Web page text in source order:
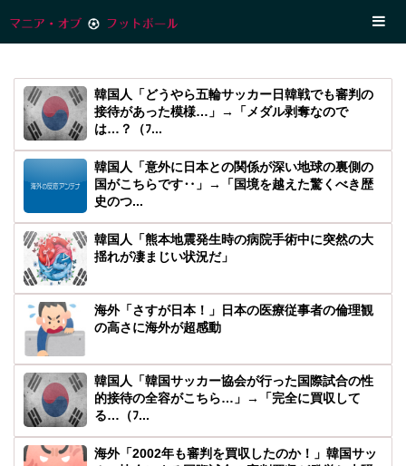
韓国人「どうやら五輪サッカー日韓戦でも審判の
接待があった模様…」→「メダル剥奪なので
は…？（ﾌ...
韓国人「意外に日本との関係が深い地球の裏側の
国がこちらです‥」→「国境を越えた驚くべき歴
史のつ...
韓国人「熊本地震発生時の病院手術中に突然の大
揺れが凄まじい状況だ」
海外「さすが日本！」日本の医療従事者の倫理観
の高さに海外が超感動
韓国人「韓国サッカー協会が行った国際試合の性
的接待の全容がこちら…」→「完全に買収して
る…（ﾌ...
海外「2002年も審判を買収したのか！」韓国サッ